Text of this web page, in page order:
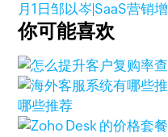
月1日邹以岑|SaaS营销
你可能喜欢
哪些推荐